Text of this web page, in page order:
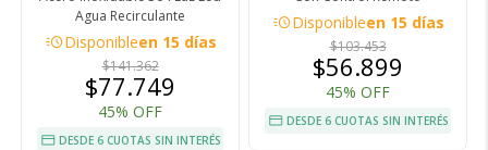
Agua Recirculante
acuteDisponibleen 15 días
$141.362
$77.749
45% OFF
DESDE 6 CUOTAS SIN INTERÉS
acuteDisponibleen 15 días
$103.453
$56.899
45% OFF
DESDE 6 CUOTAS SIN INTERÉS